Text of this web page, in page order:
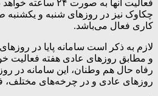
فعالیت آنها به صورت
چکاوک نیز در روز‌های شنبه و
کاری فعال می‌باشد.
لازم به ذکر است سامانه پایا در
و مطابق روز‌های عادی هفته فعالیت
رفاه حال هم وطنان، این سامانه در روز
روز‌های عادی و در چرخه‌های مختلف،